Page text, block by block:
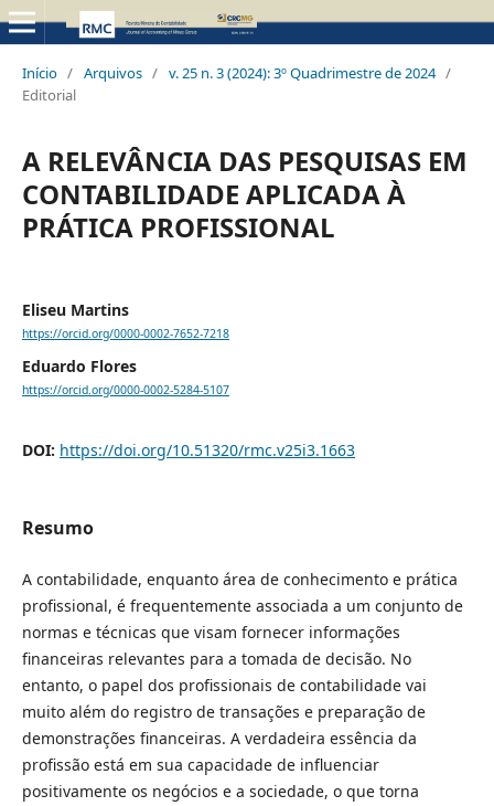
Início / Arquivos / v. 25 n. 3 (2024): 3º Quadrimestre de 2024 /
Editorial
A RELEVÂNCIA DAS PESQUISAS EM
CONTABILIDADE APLICADA À
PRÁTICA PROFISSIONAL
Eliseu Martins
https://orcid.org/0000-0002-7652-7218
Eduardo Flores
https://orcid.org/0000-0002-5284-5107
DOI: https://doi.org/10.51320/rmc.v25i3.1663
Resumo
A contabilidade, enquanto área de conhecimento e prática
profissional, é frequentemente associada a um conjunto de
normas e técnicas que visam fornecer informações
financeiras relevantes para a tomada de decisão. No
entanto, o papel dos profissionais de contabilidade vai
muito além do registro de transações e preparação de
demonstrações financeiras. A verdadeira essência da
profissão está em sua capacidade de influenciar
positivamente os negócios e a sociedade, o que torna